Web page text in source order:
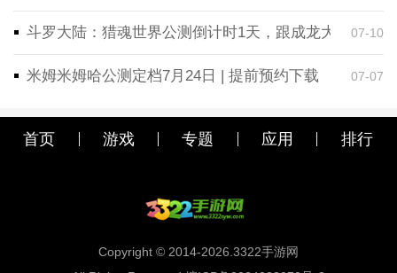
斗罗大陆：猎魂世界公测倒计时1天，跟成龙大哥一起
07-10
米姆米姆哈公测定档7月24日 | 提前预约下载 07-07
首页 游戏 专题 应用 排行
Copyright © 2014-2026.3322手游网